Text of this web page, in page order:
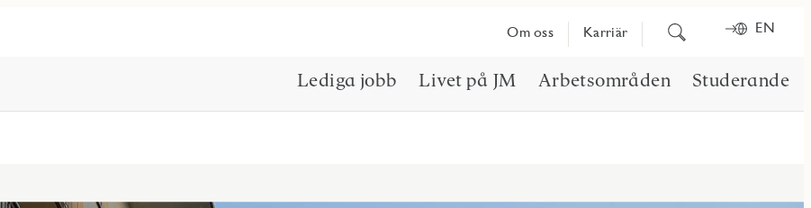
Om oss Karriär
Sök
EN
Lediga jobb Livet på JM Arbetsområden Studerande